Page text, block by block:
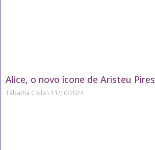
Alice, o novo ícone de Aristeu Pires
Tábatha Colla 11/10/2024